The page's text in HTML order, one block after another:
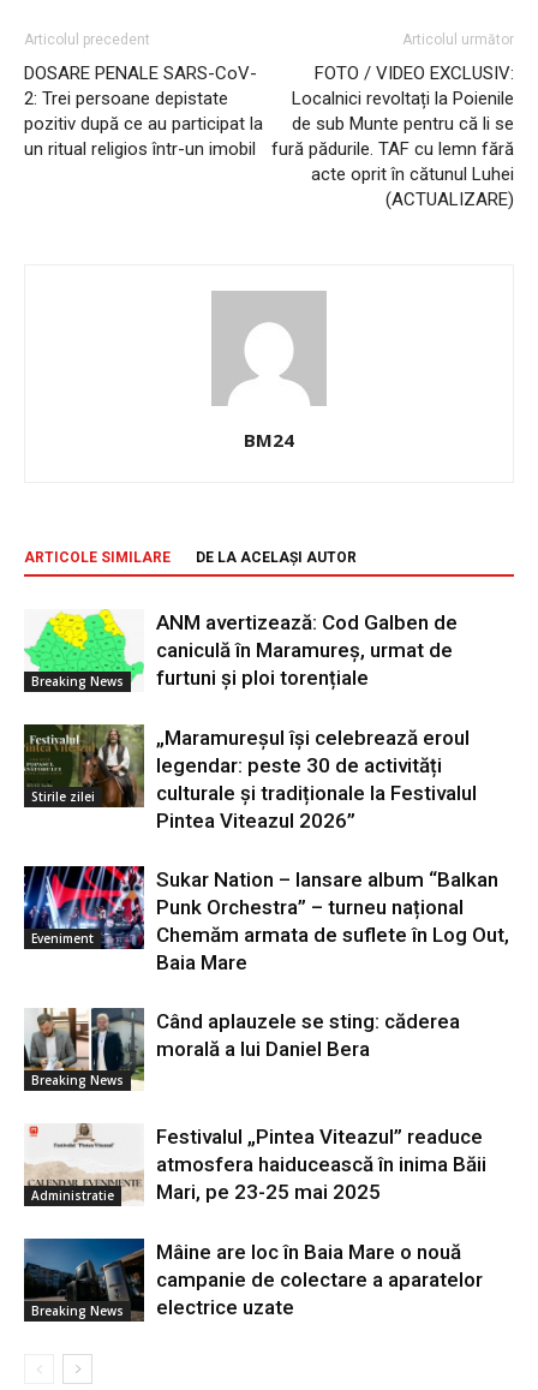
Articolul precedent
DOSARE PENALE SARS-CoV-
2: Trei persoane depistate
pozitiv după ce au participat la
un ritual religios într-un imobil
Articolul următor
FOTO / VIDEO EXCLUSIV:
Localnici revoltați la Poienile
de sub Munte pentru că li se
fură pădurile. TAF cu lemn fără
acte oprit în cătunul Luhei
(ACTUALIZARE)
BM24
ARTICOLE SIMILARE DE LA ACELAȘI AUTOR
Breaking News
ANM avertizează: Cod Galben de
caniculă în Maramureș, urmat de
furtuni și ploi torențiale
Stirile zilei
„Maramureșul își celebrează eroul
legendar: peste 30 de activități
culturale și tradiționale la Festivalul
Pintea Viteazul 2026”
Eveniment
Sukar Nation – lansare album “Balkan
Punk Orchestra” – turneu național
Chemăm armata de suflete în Log Out,
Baia Mare
Breaking News
Când aplauzele se sting: căderea
morală a lui Daniel Bera
Administratie
Festivalul „Pintea Viteazul” readuce
atmosfera haiducească în inima Băii
Mari, pe 23-25 mai 2025
Breaking News
Mâine are loc în Baia Mare o nouă
campanie de colectare a aparatelor
electrice uzate